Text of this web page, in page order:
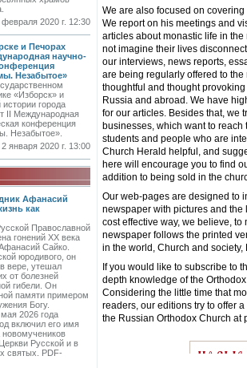
февраля 2020 г. 12:30
и Печорах
научно-
Незабытое»
«Изборск» и
города
II Международная
конференция
Незабытое».
2 января 2020 г. 13:00
Афанасий
как
Православной
гонений XX века
Сайко.
юродивого, он
вере, утешал
от болезней
гибели. Он
памяти примером
Богу.
2026 года
включил его имя
Русской и в
святых. PDF-
We are also focused on
We report on his meetings and
articles about monastic life in
not imagine their lives
our interviews, news reports,
are being regularly offered to
thoughtful and thought
Russia and abroad. We have
for our articles. Besides that, we
businesses, which want to
students and people who are
Church Herald helpful, and
here will encourage you to find
addition to being sold in the
Our web-pages are designed to
newspaper with pictures and the
cost effective way, we believe,
newspaper follows the printed
in the world, Church and
If you would like to subscribe to
depth knowledge of the
Considering the little time that
readers, our editions try to offer
the Russian Orthodox Church at